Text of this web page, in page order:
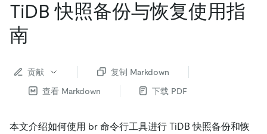
TiDB 快照备份与恢复使用指
南
贡献
复制 Markdown
查看 Markdown
下载 PDF
本文介绍如何使用 br 命令行工具进行 TiDB 快照备份和恢